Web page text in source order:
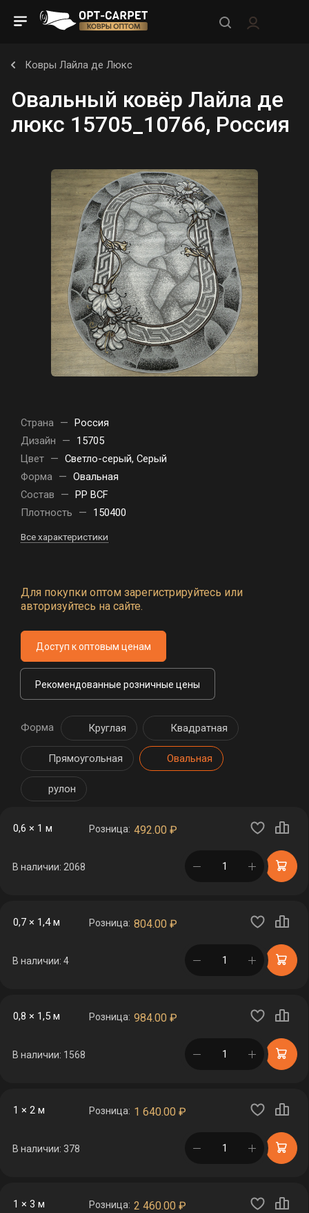
Ковры Лайла де Люкс
Овальный ковёр Лайла де
люкс 15705_10766, Россия
Страна — Россия
Дизайн
—
15705
Цвет — Светло-серый, Серый
Форма — Овальная
Состав
— PP BCF
Плотность
— 150400
Все характеристики
Для покупки оптом зарегистрируйтесь или
авторизуйтесь на сайте.
Доступ к оптовым ценам
Рекомендованные розничные цены
Форма Круглая Квадратная
Прямоугольная Овальная
рулон
0,6 × 1 м Розница: 492.00 ₽
В наличии: 2068 в корзине
0,7 × 1,4 м Розница: 804.00 ₽
В наличии: 4 в корзине
0,8 × 1,5 м Розница: 984.00 ₽
В наличии: 1568 в корзине
1 × 2 м Розница: 1 640.00 ₽
В наличии: 378 в корзине
1 × 3 м Розница: 2 460.00 ₽